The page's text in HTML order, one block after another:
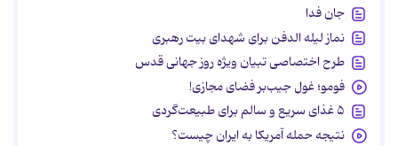
جان فدا
نماز لیله الدفن برای شهدای بیت رهبری
طرح اختصاصی تبیان ویژه روز جهانی قدس
فومو؛ غول جیب‌بر فضای مجازی!
۵ غذای سریع و سالم برای طبیعت‌گردی
نتیجه حمله آمریکا به ایران چیست؟